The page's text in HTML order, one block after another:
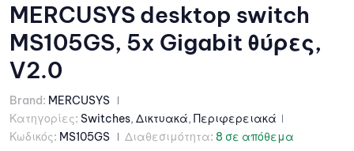
MERCUSYS desktop switch
MS105GS, 5x Gigabit θύρες,
V2.0
Brand: MERCUSYS
Κατηγορίες: Switches, Δικτυακά, Περιφερειακά
Κωδικός: MS105GS Διαθεσιμότητα: 8 σε απόθεμα